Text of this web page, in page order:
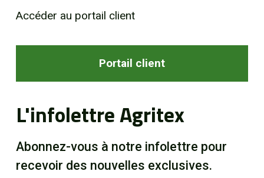
Accéder au portail client
Portail client
L'infolettre Agritex
Abonnez-vous à notre infolettre pour
recevoir des nouvelles exclusives.